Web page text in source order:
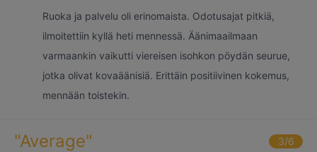
Ruoka ja palvelu oli erinomaista. Odotusajat pitkiä,
ilmoitettiin kyllä heti mennessä. Äänimaailmaan
varmaankin vaikutti viereisen isohkon pöydän seurue,
jotka olivat kovaäänisiä. Erittäin positiivinen kokemus,
mennään toistekin.
"Average" 3/6